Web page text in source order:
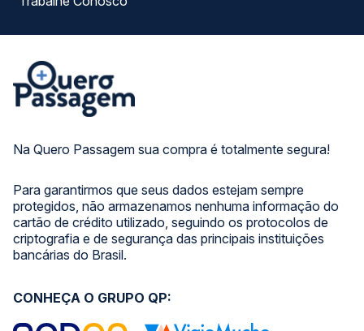
Na Quero Passagem sua compra é totalmente segura!
Para garantirmos que seus dados estejam sempre
protegidos, não armazenamos nenhuma informação do
cartão de crédito utilizado, seguindo os protocolos de
criptografia e de segurança das principais instituições
bancárias do Brasil.
CONHEÇA O GRUPO QP: